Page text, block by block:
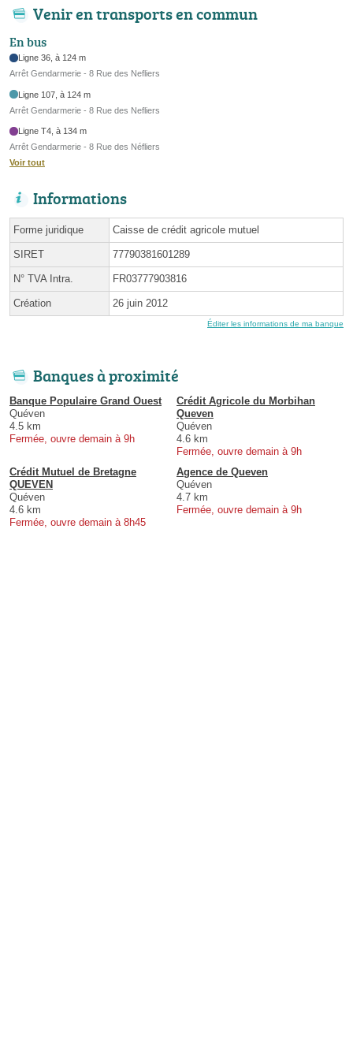
Venir en transports en commun
En bus
Ligne 36, à 124 m
Arrêt Gendarmerie - 8 Rue des Nefliers
Ligne 107, à 124 m
Arrêt Gendarmerie - 8 Rue des Nefliers
Ligne T4, à 134 m
Arrêt Gendarmerie - 8 Rue des Néfliers
Voir tout
Informations
Forme juridique Caisse de crédit agricole mutuel
SIRET 77790381601289
N° TVA Intra. FR03777903816
Création 26 juin 2012
Éditer les informations de ma banque
Banques à proximité
Banque Populaire Grand Ouest
Quéven
4.5 km
Fermée, ouvre demain à 9h
Crédit Agricole du Morbihan
Queven
Quéven
4.6 km
Fermée, ouvre demain à 9h
Crédit Mutuel de Bretagne
QUEVEN
Quéven
4.6 km
Fermée, ouvre demain à 8h45
Agence de Queven
Quéven
4.7 km
Fermée, ouvre demain à 9h